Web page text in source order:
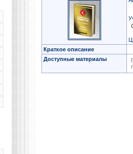
Краткое описание
Доступные материалы